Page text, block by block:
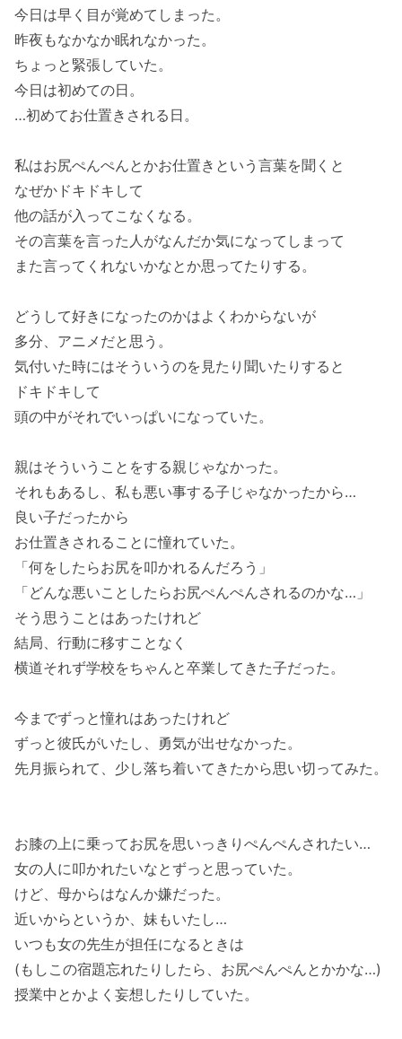
今日は早く目が覚めてしまった。
昨夜もなかなか眠れなかった。
ちょっと緊張していた。
今日は初めての日。
…初めてお仕置きされる日。
私はお尻ぺんぺんとかお仕置きという言葉を聞くと
なぜかドキドキして
他の話が入ってこなくなる。
その言葉を言った人がなんだか気になってしまって
また言ってくれないかなとか思ってたりする。
どうして好きになったのかはよくわからないが
多分、アニメだと思う。
気付いた時にはそういうのを見たり聞いたりすると
ドキドキして
頭の中がそれでいっぱいになっていた。
親はそういうことをする親じゃなかった。
それもあるし、私も悪い事する子じゃなかったから…
良い子だったから
お仕置きされることに憧れていた。
「何をしたらお尻を叩かれるんだろう」
「どんな悪いことしたらお尻ぺんぺんされるのかな…」
そう思うことはあったけれど
結局、行動に移すことなく
横道それず学校をちゃんと卒業してきた子だった。
今までずっと憧れはあったけれど
ずっと彼氏がいたし、勇気が出せなかった。
先月振られて、少し落ち着いてきたから思い切ってみた。
お膝の上に乗ってお尻を思いっきりぺんぺんされたい…
女の人に叩かれたいなとずっと思っていた。
けど、母からはなんか嫌だった。
近いからというか、妹もいたし…
いつも女の先生が担任になるときは
(もしこの宿題忘れたりしたら、お尻ぺんぺんとかかな…)
授業中とかよく妄想したりしていた。